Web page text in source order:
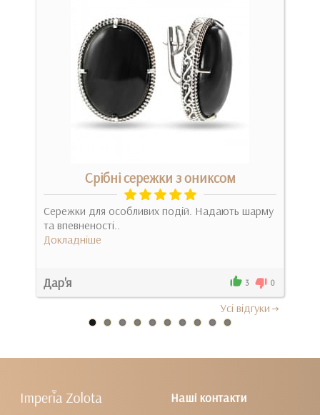
Срібні сережки з ониксом
Сережки для особливих подій. Надають шарму
та впевненості..
Докладніше
Дар'я 3 0
Усi вiдгуки
Наші контакти